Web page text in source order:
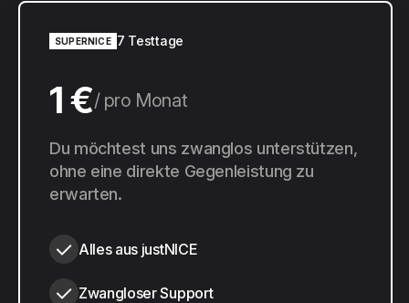
SUPERNICE 7 Testtage
1 € pro Monat
10 € pro Jahr
Du möchtest uns zwanglos unterstützen,
ohne eine direkte Gegenleistung zu
erwarten.
Alles aus justNICE
Zwangloser Support